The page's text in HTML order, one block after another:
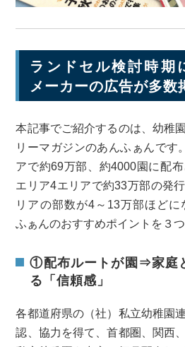
ランドセル検討時期
メーカーの広告が多数
本記事でご紹介するのは、幼稚
リーマガジンのあんふぁんです
アで約69万部、約4000園に配
エリア4エリアで約33万部の発
リアの部数が4～13万部ほど
ふぁんのおすすめポイントを３
①配布ルートが園⇒家庭
る「信頼感」
各都道府県の（社）私立幼稚園
認、協力を得て、首都圏、関西